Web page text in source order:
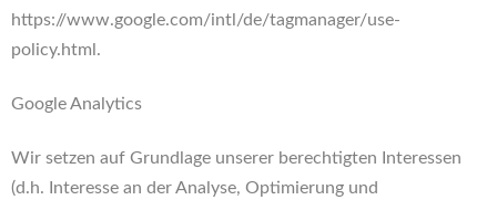
https://www.google.com/intl/de/tagmanager/use-
policy.html.
Google Analytics
Wir setzen auf Grundlage unserer berechtigten Interessen
(d.h. Interesse an der Analyse, Optimierung und